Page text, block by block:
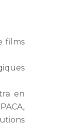
films
en